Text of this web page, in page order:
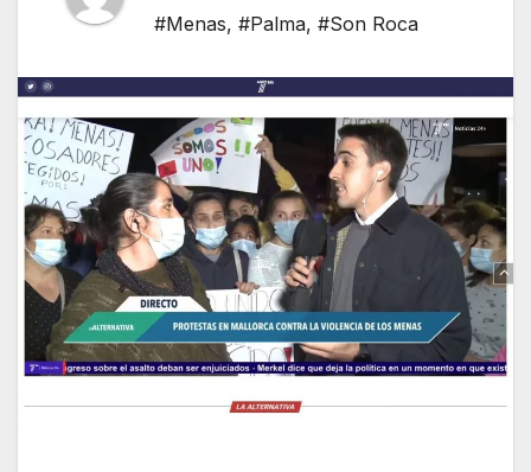
#Menas, #Palma, #Son Roca